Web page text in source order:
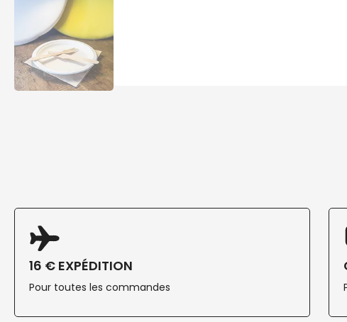
16 € EXPÉDITION
Pour toutes les commandes